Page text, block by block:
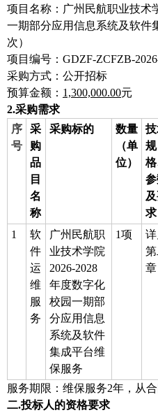
项目名称：广州民航职业技术
一期部分应用信息系统及软件
次）
项目编号：GDZF-ZCFZB-
采购方式：公开招标
预算金额： 1,300,000.00元
2.采购需求
序
号
采
购
品
目
名
称
采购标的
数量
（单
位）
规
格
求
1
软
件
运
维
服
务
广州民航职
业技术学院
2026-2028
年度数字化
校园一期部
分应用信息
系统及软件
集成平台维
保服务
1项
第
章
服务期限：维保服务2年，从
二.投标人的资格要求